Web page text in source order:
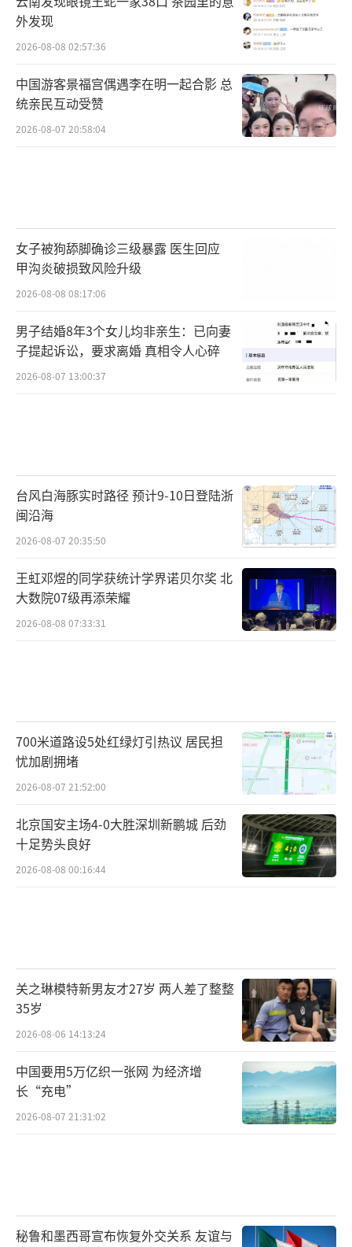
外发现
2026-08-08 02:57:36
中国游客景福宫偶遇李在明一起合影 总
统亲民互动受赞
2026-08-07 20:58:04
女子被狗舔脚确诊三级暴露 医生回应
甲沟炎破损致风险升级
2026-08-08 08:17:06
男子结婚8年3个女儿均非亲生：已向妻
子提起诉讼，要求离婚 真相令人心碎
2026-08-07 13:00:37
台风白海豚实时路径 预计9-10日登陆浙
闽沿海
2026-08-07 20:35:50
王虹邓煜的同学获统计学界诺贝尔奖 北
大数院07级再添荣耀
2026-08-08 07:33:31
700米道路设5处红绿灯引热议 居民担
忧加剧拥堵
2026-08-07 21:52:00
北京国安主场4-0大胜深圳新鹏城 后劲
十足势头良好
2026-08-08 00:16:44
关之琳模特新男友才27岁 两人差了整整
35岁
2026-08-06 14:13:24
中国要用5万亿织一张网 为经济增
长“充电”
2026-08-07 21:31:02
秘鲁和墨西哥宣布恢复外交关系 友谊与